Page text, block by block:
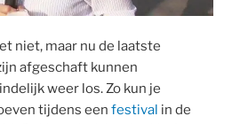
niet, maar nu de laatste
afgeschaft kunnen
weer los. Zo kun je
tijdens een festival in de